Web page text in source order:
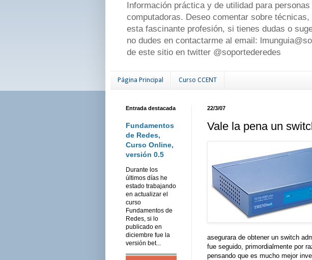
Información práctica y de utilidad para
computadoras. Deseo comentar sobre
esta fascinante profesión, si tienes dudas o
no dudes en contactarme al email:
de este sitio en twitter @soportederedes
Página Principal Curso CCENT
22/3/07
Vale la pena un
asegurara de obtener un switch
fue seguido, primordialmente por
pensando que es mucho mejor
Entrada destacada
Fundamentos
de Redes,
Curso Online,
versión 0.5
Durante los
últimos días he
estado trabajando
en actualizar el
curso
Fundamentos de
Redes, si lo
publicado en
diciembre fue la
versión bet...